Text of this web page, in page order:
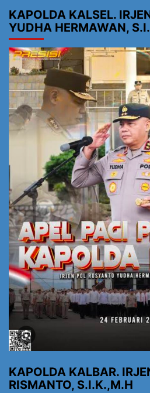
KAPOLDA KALSEL.
YUDHA HERMAWAN,
KAPOLDA KALBAR.
RISMANTO, S.I.K.,M.H